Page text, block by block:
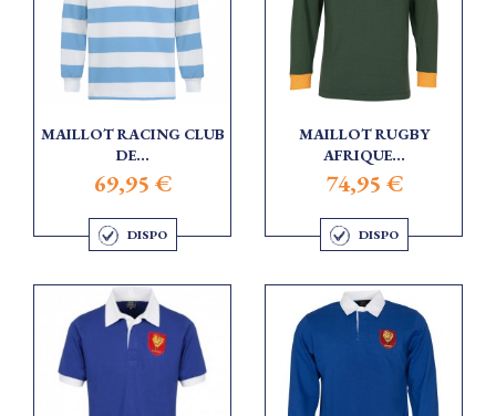
MAILLOT RACING CLUB
DE...
69,95 €
DISPO
MAILLOT RUGBY
AFRIQUE...
74,95 €
DISPO